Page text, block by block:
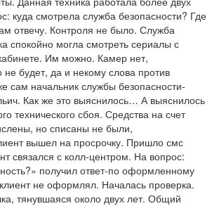
куда смотрела служба безопасности? Где
отвечу. Контроля не было. Служба
спокойно могла смотреть сериалы с
Им можно. Камер нет,
не будет, да и некому слова против
сам начальник службы безопасности-
Как же это выяснилось… А выяснилось
технического сбоя. Средства на счет
но списаны не были,
вышел на просрочку. Пришло смс
связался с колл-центром. На вопрос:
получил ответ-по оформленному
не оформлял. Началась проверка.
тянувшаяся около двух лет. Общий